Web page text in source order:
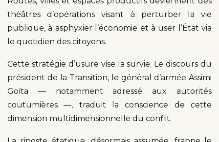
théâtres d’opérations visant à perturber la vie
publique, à asphyxier l’économie et à user l’État via
le quotidien des citoyens.
Cette stratégie d’usure vise la survie. Le discours du
président de la Transition, le général d’armée Assimi
Goïta — notamment adressé aux autorités
coutumières —, traduit la conscience de cette
dimension multidimensionnelle du conflit.